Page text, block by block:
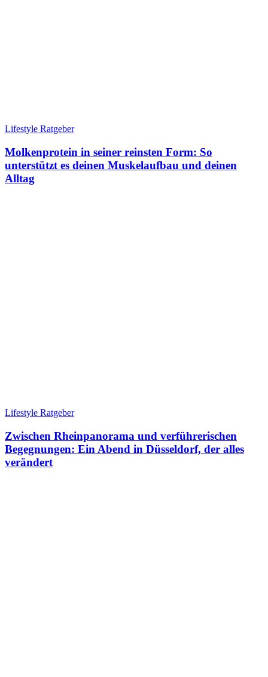
Lifestyle Ratgeber
Molkenprotein in seiner reinsten Form: So
unterstützt es deinen Muskelaufbau und deinen
Alltag
Lifestyle Ratgeber
Zwischen Rheinpanorama und verführerischen
Begegnungen: Ein Abend in Düsseldorf, der alles
verändert